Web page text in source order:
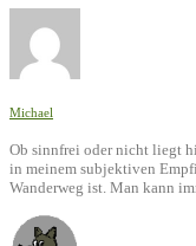
Michael
Ob sinnfrei oder nicht liegt
in meinem subjektiven
Wanderweg ist. Man kann